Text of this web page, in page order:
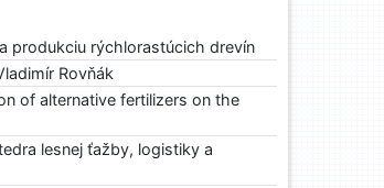
produkciu rýchlorastúcich drevín
Rovňák
of alternative fertilizers on the
lesnej ťažby, logistiky a